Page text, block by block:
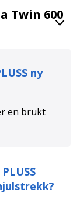
Twin 600
ny
en brukt